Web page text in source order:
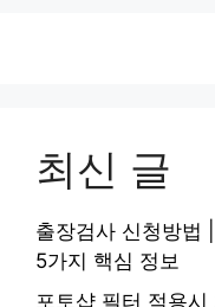
최신 글
출장검사 신청방법
5가지 핵심 정보
포토샵 필터 적용